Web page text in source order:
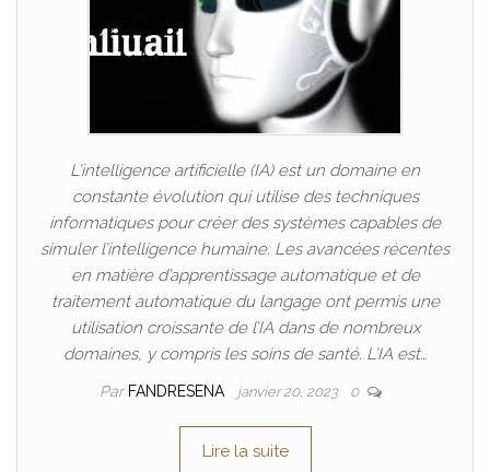
L’intelligence artificielle (IA) est un domaine en
constante évolution qui utilise des techniques
informatiques pour créer des systèmes capables de
simuler l’intelligence humaine. Les avancées récentes
en matière d’apprentissage automatique et de
traitement automatique du langage ont permis une
utilisation croissante de l’IA dans de nombreux
domaines, y compris les soins de santé. L’IA est…
Par FANDRESENA janvier 20, 2023 0
Lire la suite